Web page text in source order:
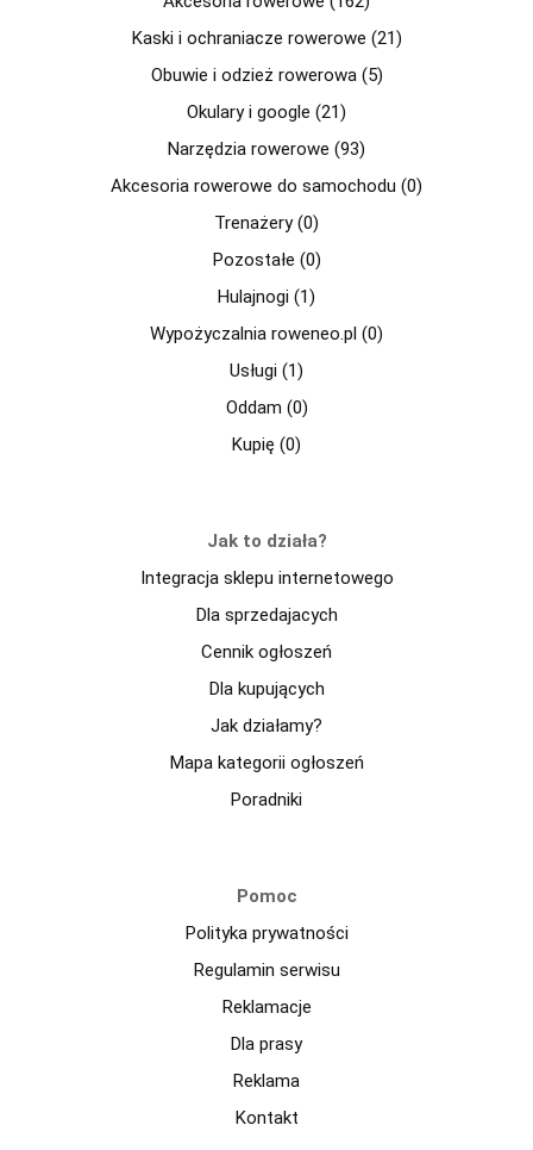
Kaski i ochraniacze rowerowe (21)
Obuwie i odzież rowerowa (5)
Okulary i google (21)
Narzędzia rowerowe (93)
Akcesoria rowerowe do samochodu (0)
Trenażery (0)
Pozostałe (0)
Hulajnogi (1)
Wypożyczalnia roweneo.pl (0)
Usługi (1)
Oddam (0)
Kupię (0)
Jak to działa?
Integracja sklepu internetowego
Dla sprzedajacych
Cennik ogłoszeń
Dla kupujących
Jak działamy?
Mapa kategorii ogłoszeń
Poradniki
Pomoc
Polityka prywatności
Regulamin serwisu
Reklamacje
Dla prasy
Reklama
Kontakt